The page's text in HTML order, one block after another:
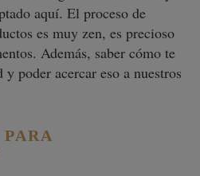
aquí. El proceso de
es muy zen, es precioso
Además, saber cómo te
poder acercar eso a nuestros